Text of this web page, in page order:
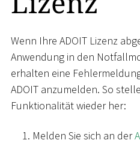
Wenn Ihre ADOIT Lizenz
Anwendung in den
erhalten eine
ADOIT anzumelden. So
Funktionalität wieder her:
Melden Sie sich an der